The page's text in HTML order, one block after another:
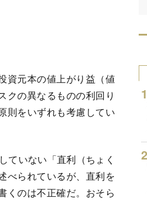
資元本の値上がり益（値
クの異なるものの利回り
則をいずれも考慮してい
ていない「直利（ちょく
べられているが、直利を
くのは不正確だ。おそら